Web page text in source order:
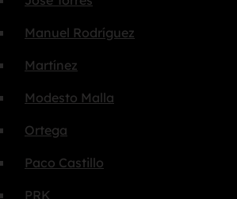
Manuel Rodríguez
Martínez
Modesto Malla
Ortega
Paco Castillo
PRK